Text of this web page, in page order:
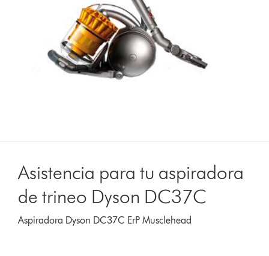
Asistencia para tu aspiradora
de trineo Dyson DC37C
Aspiradora Dyson DC37C ErP Musclehead